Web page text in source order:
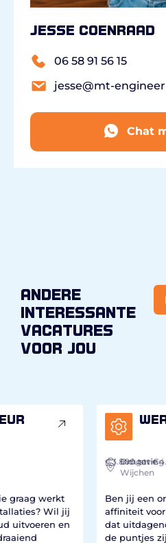
Jesse Coenraad
06 58 91 56 15
jesse@mt-
Chat
andere
interessante
vacatures
voor jou
jij
en
Omgeving
tot €4.900
Ben jij een
affiniteit voor techniek?
dat uitdagende
de puntjes zijn